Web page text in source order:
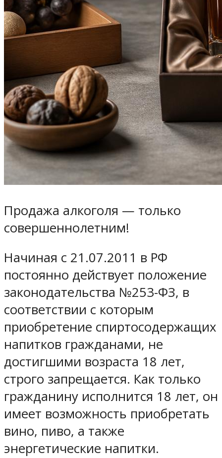
Продажа алкоголя — только
совершеннолетним!
Начиная с 21.07.2011 в РФ
постоянно действует положение
законодательства №253-ФЗ, в
соответствии с которым
приобретение спиртосодержащих
напитков гражданами, не
достигшими возраста 18 лет,
строго запрещается. Как только
гражданину исполнится 18 лет, он
имеет возможность приобретать
вино, пиво, а также
энергетические напитки.